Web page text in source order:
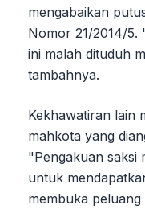
mengabaikan
Nomor 21/2014/5.
ini malah dituduh
tambahnya.
Kekhawatiran lain
mahkota yang
"Pengakuan saksi
untuk
membuka